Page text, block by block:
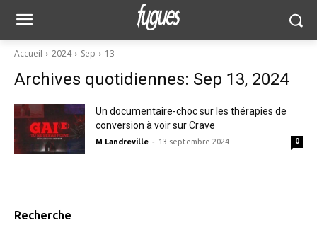
Accueil 2024 Sep 13
Archives quotidiennes: Sep 13, 2024
Un documentaire-choc sur les thérapies de
conversion à voir sur Crave
M Landreville - 13 septembre 2024 0
Recherche